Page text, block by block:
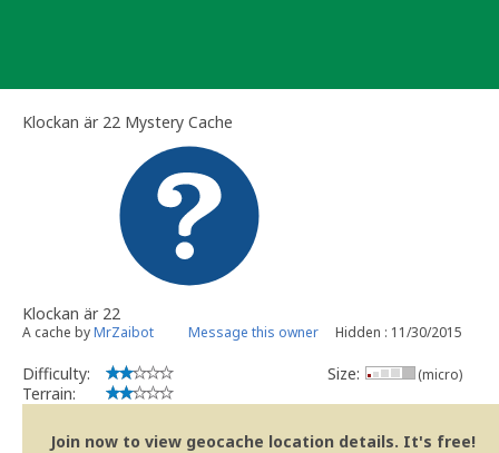
Klockan är 22 Mystery Cache
Klockan är 22
A cache byMrZaibot Message this owner Hidden : 11/30/2015
Difficulty:
Terrain:
Size: (micro)
Join now to view geocache location details. It's free!